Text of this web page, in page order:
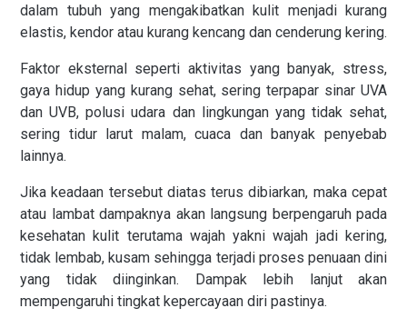
dalam tubuh yang mengakibatkan kulit menjadi kurang
elastis, kendor atau kurang kencang dan cenderung kering.
Faktor eksternal seperti aktivitas yang banyak, stress,
gaya hidup yang kurang sehat, sering terpapar sinar UVA
dan UVB, polusi udara dan lingkungan yang tidak sehat,
sering tidur larut malam, cuaca dan banyak penyebab
lainnya.
Jika keadaan tersebut diatas terus dibiarkan, maka cepat
atau lambat dampaknya akan langsung berpengaruh pada
kesehatan kulit terutama wajah yakni wajah jadi kering,
tidak lembab, kusam sehingga terjadi proses penuaan dini
yang tidak diinginkan. Dampak lebih lanjut akan
mempengaruhi tingkat kepercayaan diri pastinya.